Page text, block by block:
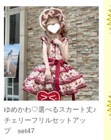
ゆめかわ♡選べるスカート丈♪
チェリーフリルセットアッ
プ set47